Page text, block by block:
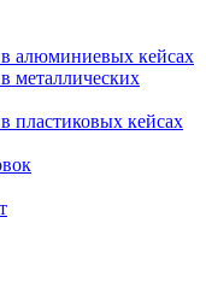
алюминиевых кейсах
металлических
пластиковых кейсах